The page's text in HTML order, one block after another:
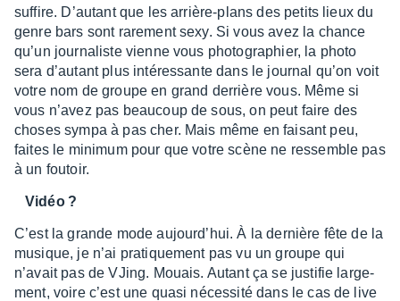
suffire. D’au­tant que les arrière-plans des petits lieux du
genre bars sont rare­ment sexy. Si vous avez la chance
qu’un jour­na­liste vienne vous photo­gra­phier, la photo
sera d’au­tant plus inté­res­sante dans le jour­nal qu’on voit
votre nom de groupe en grand derrière vous. Même si
vous n’avez pas beau­coup de sous, on peut faire des
choses sympa à pas cher. Mais même en faisant peu,
faites le mini­mum pour que votre scène ne ressemble pas
à un foutoir.
Vidéo ?
C’est la grande mode aujour­d’hui. À la dernière fête de la
musique, je n’ai pratique­ment pas vu un groupe qui
n’avait pas de VJing. Mouais. Autant ça se justi­fie large­
ment, voire c’est une quasi néces­sité dans le cas de live